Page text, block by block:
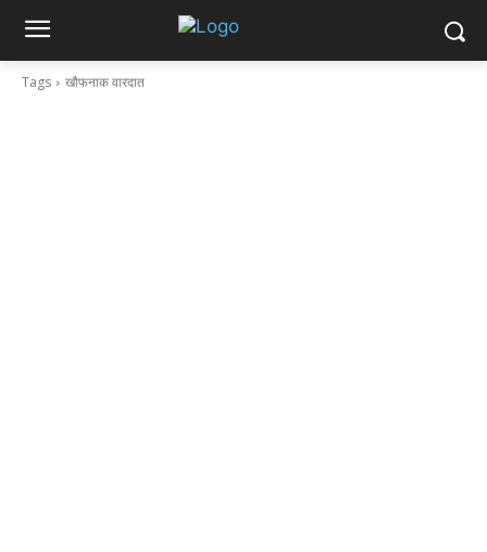
Tags खौफनाक वारदात